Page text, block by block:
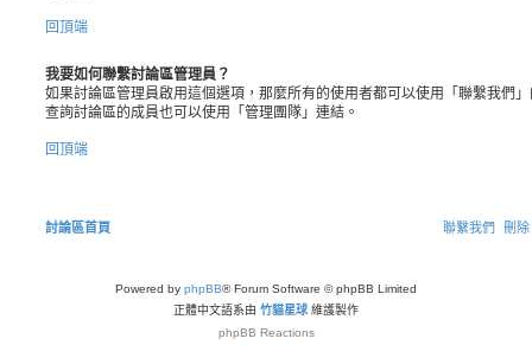
回頂端
我要如何聯繫討論區管理員？
如果討論區管理員啟用這個選項，那麼所有的使用者都可以使用「聯繫我們
查詢討論區的成員也可以使用「管理團隊」連結。
回頂端
討論區首頁 刪
聯繫我們
Powered by phpBB® Forum Software © phpBB Limited
正體中文語系由 竹貓星球 維護製作
phpBB Reactions